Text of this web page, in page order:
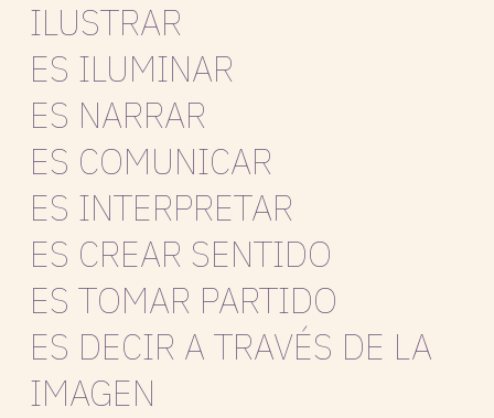
ILUSTRAR
ES ILUMINAR
ES NARRAR
ES COMUNICAR
ES INTERPRETAR
ES CREAR SENTIDO
ES TOMAR PARTIDO
ES DECIR A TRAVÉS DE LA
IMAGEN